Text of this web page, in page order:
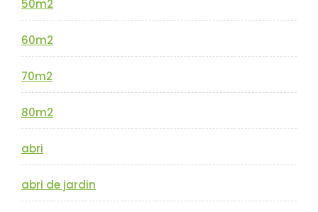
50m2
60m2
70m2
80m2
abri
abri de jardin